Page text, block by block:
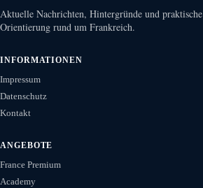
Aktuelle Nachrichten, Hintergründe und praktische
Orientierung rund um Frankreich.
INFORMATIONEN
Impressum
Datenschutz
Kontakt
ANGEBOTE
France Premium
Academy